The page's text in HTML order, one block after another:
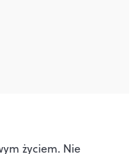
życiem. Nie